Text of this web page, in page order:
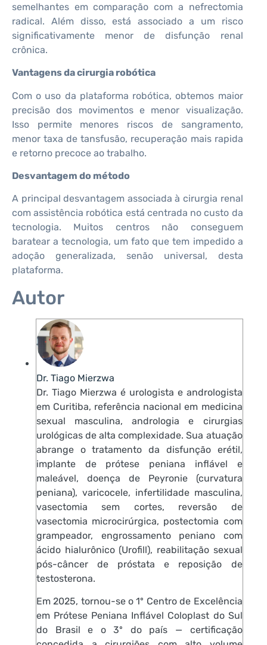
semelhantes em comparação com a nefrectomia
radical. Além disso, está associado a um risco
significativamente menor de disfunção renal
crônica.
Vantagens da cirurgia robótica
Com o uso da plataforma robótica, obtemos maior
precisão dos movimentos e menor visualização.
Isso permite menores riscos de sangramento,
menor taxa de tansfusão, recuperação mais rapida
e retorno precoce ao trabalho.
Desvantagem do método
A principal desvantagem associada à cirurgia renal
com assistência robótica está centrada no custo da
tecnologia. Muitos centros não conseguem
baratear a tecnologia, um fato que tem impedido a
adoção generalizada, senão universal, desta
plataforma.
Autor
Dr. Tiago Mierzwa
Dr. Tiago Mierzwa é urologista e andrologista
em Curitiba, referência nacional em medicina
sexual masculina, andrologia e cirurgias
urológicas de alta complexidade. Sua atuação
abrange o tratamento da disfunção erétil,
implante de prótese peniana inflável e
maleável, doença de Peyronie (curvatura
peniana), varicocele, infertilidade masculina,
vasectomia sem cortes, reversão de
vasectomia microcirúrgica, postectomia com
grampeador, engrossamento peniano com
ácido hialurônico (Urofill), reabilitação sexual
pós-câncer de próstata e reposição de
testosterona.
Em 2025, tornou-se o 1º Centro de Excelência
em Prótese Peniana Inflável Coloplast do Sul
do Brasil e o 3º do país — certificação